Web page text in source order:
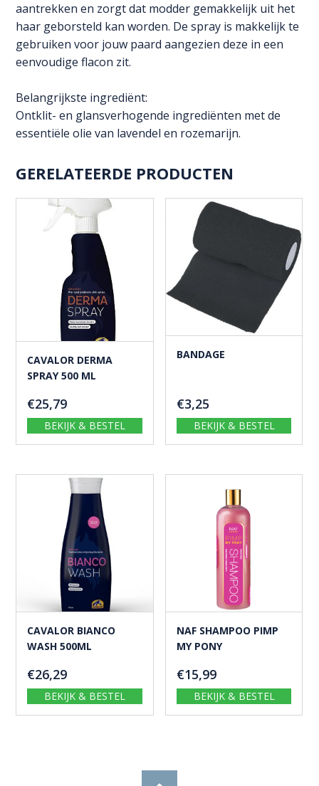
aantrekken en zorgt dat modder gemakkelijk uit het
haar geborsteld kan worden. De spray is makkelijk te
gebruiken voor jouw paard aangezien deze in een
eenvoudige flacon zit.
Belangrijkste ingrediënt:
Ontklit- en glansverhogende ingrediënten met de
essentiële olie van lavendel en rozemarijn.
GERELATEERDE PRODUCTEN
CAVALOR DERMA
SPRAY 500 ML
€25,79
BEKIJK & BESTEL
BANDAGE
€3,25
BEKIJK & BESTEL
CAVALOR BIANCO
WASH 500ML
€26,29
BEKIJK & BESTEL
NAF SHAMPOO PIMP
MY PONY
€15,99
BEKIJK & BESTEL